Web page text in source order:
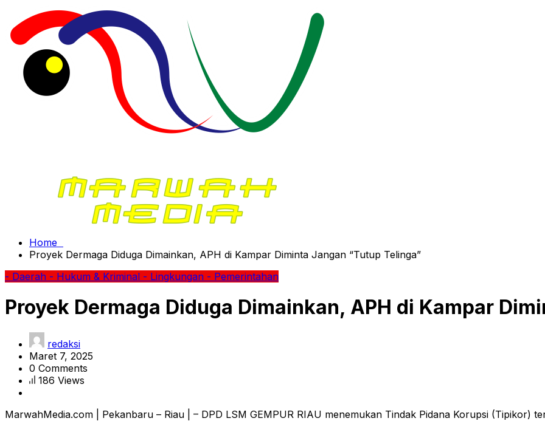
Home
Proyek Dermaga Diduga Dimainkan, APH di Kampar Diminta Jangan “Tutup Telinga”
- Daerah - Hukum & Kriminal - Lingkungan - Pemerintahan
Proyek Dermaga Diduga Dimainkan, APH di Kampar
redaksi
Maret 7, 2025
0 Comments
186 Views
MarwahMedia.com | Pekanbaru – Riau | – DPD LSM GEMPUR RIAU menemukan Tindak Pidana Korupsi (Tipikor)